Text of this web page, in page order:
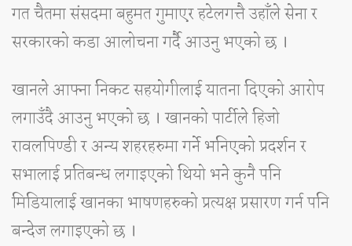
गत चैतमा संसदमा बहुमत गुमाएर हटेलगत्तै उहाँले सेना र
सरकारको कडा आलोचना गर्दै आउनु भएको छ ।
खानले आफ्ना निकट सहयोगीलाई यातना दिएको आरोप
लगाउँदै आउनु भएको छ । खानको पार्टीले हिजो
रावलपिण्डी र अन्य शहरहरुमा गर्ने भनिएको प्रदर्शन र
सभालाई प्रतिबन्ध लगाइएको थियो भने कुनै पनि
मिडियालाई खानका भाषणहरुको प्रत्यक्ष प्रसारण गर्न पनि
बन्देज लगाइएको छ ।